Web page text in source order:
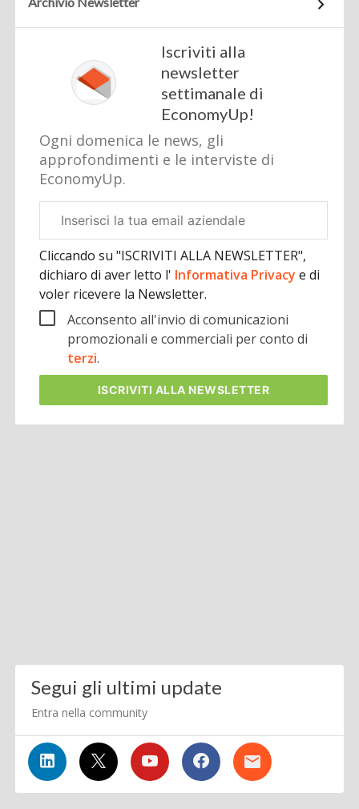
Iscriviti alla
newsletter
settimanale di
EconomyUp!
Ogni domenica le news, gli
approfondimenti e le interviste di
EconomyUp.
aziendale
Cliccando su "ISCRIVITI ALLA NEWSLETTER",
dichiaro di aver letto l' Informativa Privacye di
voler ricevere la Newsletter.
Acconsento all'invio di comunicazioni
promozionali e commerciali per conto di
terzi.
ISCRIVITI ALLA NEWSLETTER
Segui gli ultimi update
Entra nella community